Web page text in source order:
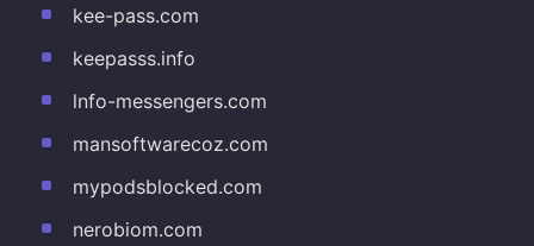
kee-pass.com
keepasss.info
lnfo-messengers.com
mansoftwarecoz.com
mypodsblocked.com
nerobiom.com